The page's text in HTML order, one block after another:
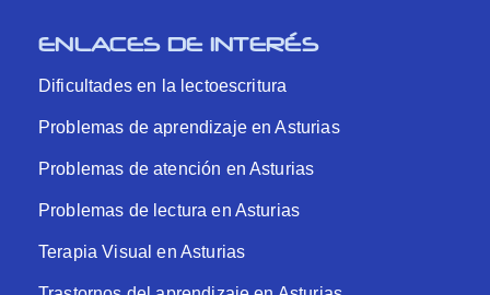
ENLACES DE INTERÉS
Dificultades en la lectoescritura
Problemas de aprendizaje en Asturias
Problemas de atención en Asturias
Problemas de lectura en Asturias
Terapia Visual en Asturias